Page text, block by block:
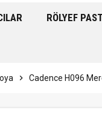
RÖLYEF
chevron_right Cadence H096